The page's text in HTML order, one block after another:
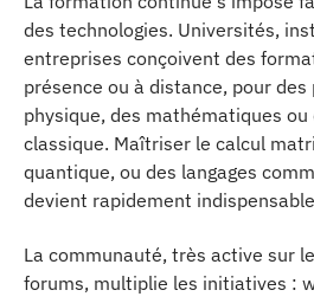
des technologies. Universités,
entreprises conçoivent des
présence ou à distance, pour
physique, des mathématiques ou
classique. Maîtriser le calcul
quantique, ou des langages
devient rapidement
La communauté, très active sur
forums, multiplie les initiatives :